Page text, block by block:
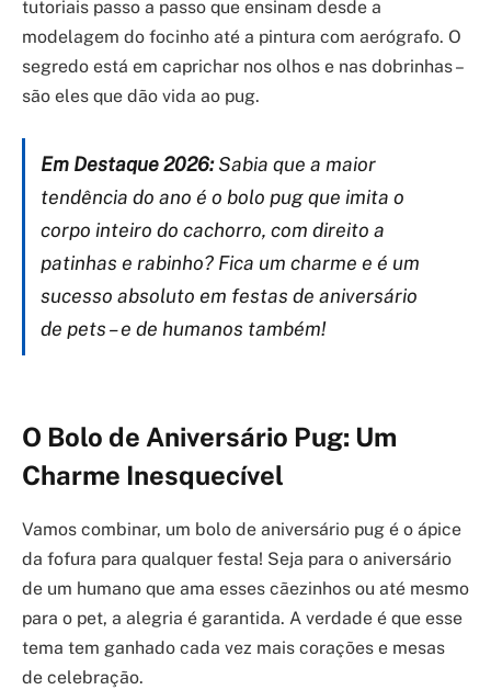
tutoriais passo a passo que ensinam desde a
modelagem do focinho até a pintura com aerógrafo. O
segredo está em caprichar nos olhos e nas dobrinhas –
são eles que dão vida ao pug.
Em Destaque 2026:Sabia que a maior
tendência do ano é o bolo pug que imita o
corpo inteiro do cachorro, com direito a
patinhas e rabinho? Fica um charme e é um
sucesso absoluto em festas de aniversário
de pets – e de humanos também!
O Bolo de Aniversário Pug: Um
Charme Inesquecível
Vamos combinar, um bolo de aniversário pug é o ápice
da fofura para qualquer festa! Seja para o aniversário
de um humano que ama esses cãezinhos ou até mesmo
para o pet, a alegria é garantida. A verdade é que esse
tema tem ganhado cada vez mais corações e mesas
de celebração.